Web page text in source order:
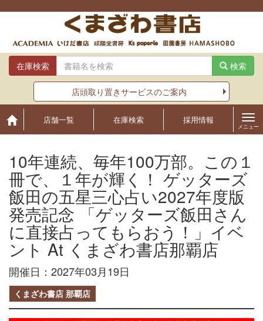
在庫検索 検索
店頭取り置きサービスのご案内
店舗一覧 在庫検索 採用情報
メニュー
10年連続、毎年100万部。この１
冊で、１年が輝く！ ゲッターズ
飯田の五星三心占い2027年度版
発売記念 「ゲッターズ飯田さん
に直接占ってもらおう！」イベ
ント At くまざわ書店那覇店
開催日：2027年03月19日
くまざわ書店 那覇店